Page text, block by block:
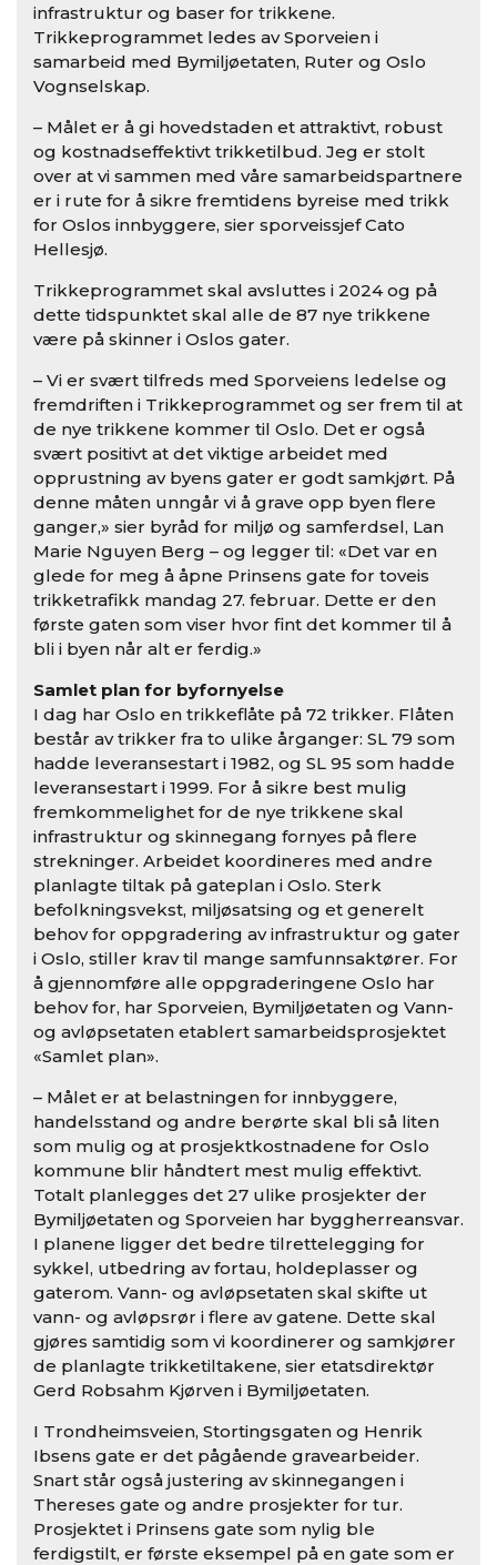
infrastruktur og baser for trikkene.
Trikkeprogrammet ledes av Sporveien i
samarbeid med Bymiljøetaten, Ruter og Oslo
Vognselskap.
– Målet er å gi hovedstaden et attraktivt, robust
og kostnadseffektivt trikketilbud. Jeg er stolt
over at vi sammen med våre samarbeidspartnere
er i rute for å sikre fremtidens byreise med trikk
for Oslos innbyggere, sier sporveissjef Cato
Hellesjø.
Trikkeprogrammet skal avsluttes i 2024 og på
dette tidspunktet skal alle de 87 nye trikkene
være på skinner i Oslos gater.
– Vi er svært tilfreds med Sporveiens ledelse og
fremdriften i Trikkeprogrammet og ser frem til at
de nye trikkene kommer til Oslo. Det er også
svært positivt at det viktige arbeidet med
opprustning av byens gater er godt samkjørt. På
denne måten unngår vi å grave opp byen flere
ganger,» sier byråd for miljø og samferdsel, Lan
Marie Nguyen Berg – og legger til: «Det var en
glede for meg å åpne Prinsens gate for toveis
trikketrafikk mandag 27. februar. Dette er den
første gaten som viser hvor fint det kommer til å
bli i byen når alt er ferdig.»
Samlet plan for byfornyelse
I dag har Oslo en trikkeflåte på 72 trikker. Flåten
består av trikker fra to ulike årganger: SL 79 som
hadde leveransestart i 1982, og SL 95 som hadde
leveransestart i 1999. For å sikre best mulig
fremkommelighet for de nye trikkene skal
infrastruktur og skinnegang fornyes på flere
strekninger. Arbeidet koordineres med andre
planlagte tiltak på gateplan i Oslo. Sterk
befolkningsvekst, miljøsatsing og et generelt
behov for oppgradering av infrastruktur og gater
i Oslo, stiller krav til mange samfunnsaktører. For
å gjennomføre alle oppgraderingene Oslo har
behov for, har Sporveien, Bymiljøetaten og Vann-
og avløpsetaten etablert samarbeidsprosjektet
«Samlet plan».
– Målet er at belastningen for innbyggere,
handelsstand og andre berørte skal bli så liten
som mulig og at prosjektkostnadene for Oslo
kommune blir håndtert mest mulig effektivt.
Totalt planlegges det 27 ulike prosjekter der
Bymiljøetaten og Sporveien har byggherreansvar.
I planene ligger det bedre tilrettelegging for
sykkel, utbedring av fortau, holdeplasser og
gaterom. Vann- og avløpsetaten skal skifte ut
vann- og avløpsrør i flere av gatene. Dette skal
gjøres samtidig som vi koordinerer og samkjører
de planlagte trikketiltakene, sier etatsdirektør
Gerd Robsahm Kjørven i Bymiljøetaten.
I Trondheimsveien, Stortingsgaten og Henrik
Ibsens gate er det pågående gravearbeider.
Snart står også justering av skinnegangen i
Thereses gate og andre prosjekter for tur.
Prosjektet i Prinsens gate som nylig ble
ferdigstilt, er første eksempel på en gate som er